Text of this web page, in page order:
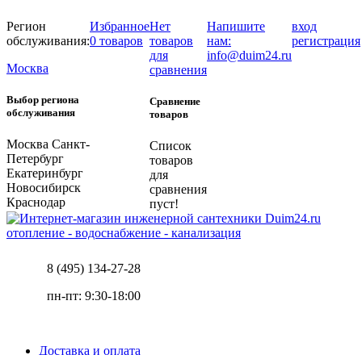
Регион
обслуживания:
Москва
Выбор региона
обслуживания
Москва Санкт-
Петербург
Екатеринбург
Новосибирск
Краснодар
Избранное
0 товаров
Нет
товаров
для
сравнения
Сравнение
товаров
Список
товаров
для
сравнения
пуст!
Напишите
нам:
info@duim24.ru
вход
регистрация
отопление - водоснабжение - канализация
8 (495) 134-27-28
пн-пт: 9:30-18:00
Доставка и оплата